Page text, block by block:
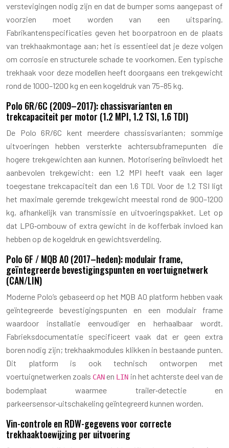
verstevigingen nodig zijn en dat de bumper soms aangepast of
voorzien moet worden van een uitsparing.
Fabrikantenspecificaties geven het boorpatroon en de plaats
van trekhaakmontage aan; het is essentieel dat je deze volgen
om corrosie en structurele schade te voorkomen. Een typische
trekhaak voor deze modellen heeft doorgaans een trekgewicht
rond de 1000–1200 kg en een kogeldruk van 75–85 kg.
Polo 6R/6C (2009–2017): chassisvarianten en
trekcapaciteit per motor (1.2 MPI, 1.2 TSI, 1.6 TDI)
De Polo 6R/6C kent meerdere chassisvarianten; sommige
uitvoeringen hebben versterkte achtersubframepunten die
hogere trekgewichten aan kunnen. Motorisering beïnvloedt het
aanbevolen trekgewicht: een 1.2 MPI heeft vaak een lager
toegestane trekcapaciteit dan een 1.6 TDI. Voor de 1.2 TSI ligt
het maximale geremde trekgewicht meestal rond de 900–1200
kg, afhankelijk van transmissie en uitvoeringspakket. Let op
dat LPG‑ombouw of extra gewicht in de kofferbak invloed kan
hebben op de kogeldruk en gewichtsverdeling.
Polo 6F / MQB A0 (2017–heden): modulair frame,
geïntegreerde bevestigingspunten en voertuignetwerk
(CAN/LIN)
Moderne Polo’s gebaseerd op het MQB A0 platform hebben vaak
geïntegreerde bevestigingspunten en een modulair frame
waardoor installatie eenvoudiger en herhaalbaar wordt.
Fabrieksdocumentatie specificeert vaak dat er geen extra
boren nodig zijn; trekhaakmodules klikken in bestaande punten.
Dit platform is ook technisch ontworpen met
voertuignetwerken zoals CANen LIN in het achterste deel van de
bodemplaat waarmee trailer‑detectie en
parkeersensor‑uitschakeling geïntegreerd kunnen worden.
Vin-controle en RDW-gegevens voor correcte
trekhaaktoewijzing per uitvoering